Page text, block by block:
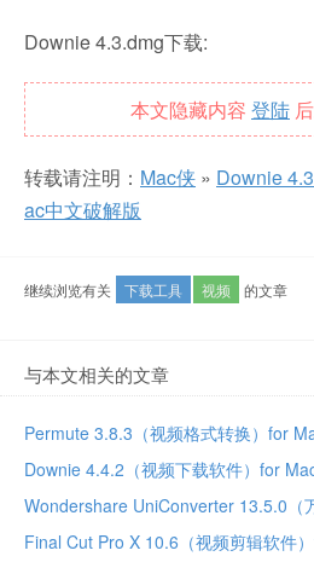
Downie 4.3.dmg下载:
本文隐藏内容 登陆
转载请注明： Mac侠 » Downie
ac中文破解版
继续浏览有关 下载工具 视频 的文章
与本文相关的文章
Permute 3.8.3（视频格式转换）for
Downie 4.4.2（视频下载软件）for
Final Cut Pro X 10.6（视频剪辑软件